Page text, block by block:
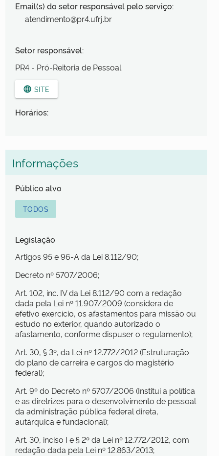
Email(s) do setor responsável pelo serviço:
atendimento@pr4.ufrj.br
Setor responsável:
PR4 - Pró-Reitoria de Pessoal
language SITE
Horários:
Informações
Público alvo
TODOS
Legislação
Artigos 95 e 96-A da Lei 8.112/90;
Decreto nº 5707/2006;
Art. 102, inc. IV da Lei 8.112/90 com a redação
dada pela Lei nº 11.907/2009 (considera de
efetivo exercício, os afastamentos para missão ou
estudo no exterior, quando autorizado o
afastamento, conforme dispuser o regulamento);
Art. 30, § 3º, da Lei nº 12.772/2012 (Estruturação
do plano de carreira e cargos do magistério
federal);
Art. 9º do Decreto nº 5707/2006 (Institui a política
e as diretrizes para o desenvolvimento de pessoal
da administração pública federal direta,
autárquica e fundacional);
Art. 30, inciso I e § 2º da Lei nº 12.772/2012, com
redação dada pela Lei nº 12.863/2013;